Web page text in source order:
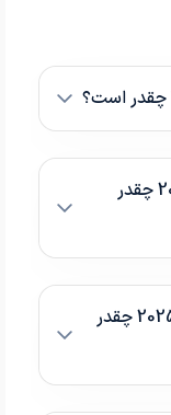
قدرت موتور الفا رومیو جولیتا مدل 2025 چقدر
مصرف سوخت الفا رومیو جولیتا مدل 2025 چقدر